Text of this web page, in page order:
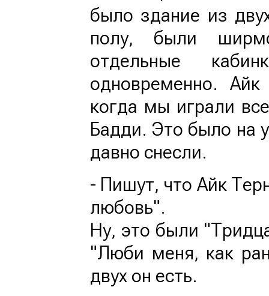
было здание из
полу, были
отдельные
одновременно.
когда мы играли
Бадди. Это было на
давно снесли.
- Пишут, что Айк
любовь".
Ну, это были
"Люби меня, как
двух он есть.